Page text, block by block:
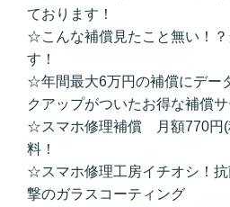
ております！
☆こんな補償見たこと無い！？
す！
☆年間最大6万円の補償にデー
クアップがついたお得な補償サ
☆スマホ修理補償 月額770円(
料！
☆スマホ修理工房イチオシ！
撃のガラスコーティング